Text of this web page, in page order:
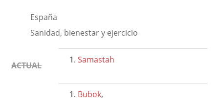
España
Sanidad, bienestar y ejercicio
ACTUAL
Samastah
Bubok,